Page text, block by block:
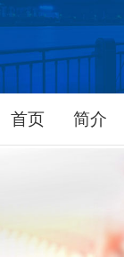
首页 简介